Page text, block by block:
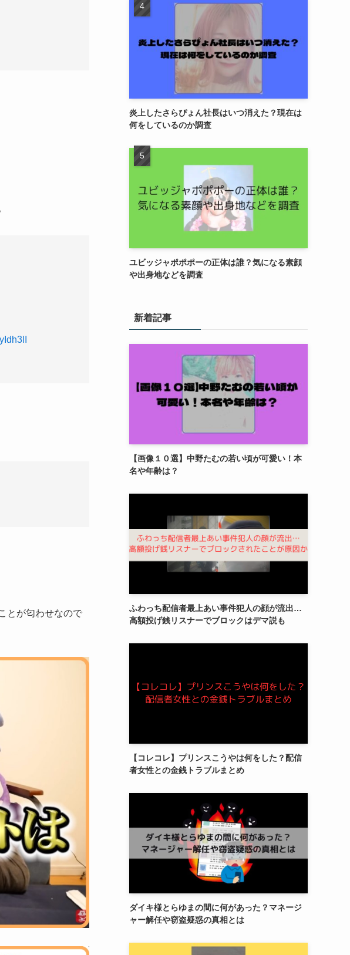
とが匂わせなので
炎上したさらぴょん社長はいつ消えた？現在は
何をしているのか調査
ユビッジャポポポーの正体は誰？気になる素顔
や出身地などを調査
新着記事
【画像１０選】中野たむの若い頃が可愛い！本
名や年齢は？
ふわっち配信者最上あい事件犯人の顔が流出…
高額投げ銭リスナーでブロックはデマ説も
【コレコレ】プリンスこうやは何をした？配信
者女性との金銭トラブルまとめ
ダイキ様とらゆまの間に何があった？マネージ
ャー解任や窃盗疑惑の真相とは